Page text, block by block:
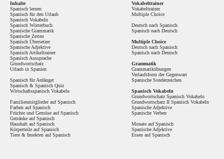
Inhalte
Spanisch lernen
Spanisch für den Urlaub
Spanisch Vokabeln
Spanisch Wörterbuch
Spanische Grammatik
Spanische Zeiten
Spanisch Übersetzer
Spanische Adjektive
Spanisch Artikeltrainer
Spanisch Aussprache
Grundwortschatz
Urlaub in Spanien
Spanisch für Anfänger
Spanisch & Spanisch Quiz
Wirtschaftsspanisch Vokabeln
Familienmitglieder auf Spanisch
Farben auf Spanisch
Früchte und Gemüse auf Spanisch
Getränke auf Spanisch
Haushalt auf Spanisch
Körperteile auf Spanisch
Tiere & Insekten auf Spanisch
Vokabeltrainer
Vokabeltrainer
Multiple Choice
Deutsch nach Spanisch
Spanisch nach Deutsch
Multiple Choice
Deutsch nach Spanisch
Spanisch nach Deutsch
Grammatik
Grammatikübungen
Verlaufsform der Gegenwart
Spanische Sonderzeichen
Spanisch Vokabeln
Grundwortschatz Spanisch Vokabeln
Grundwortschatz II Spanisch Vokabeln
Spanische Adjektive
Spanische Verben
Monate auf Spanisch
Spanische Adjektive
Essen auf Spanisch